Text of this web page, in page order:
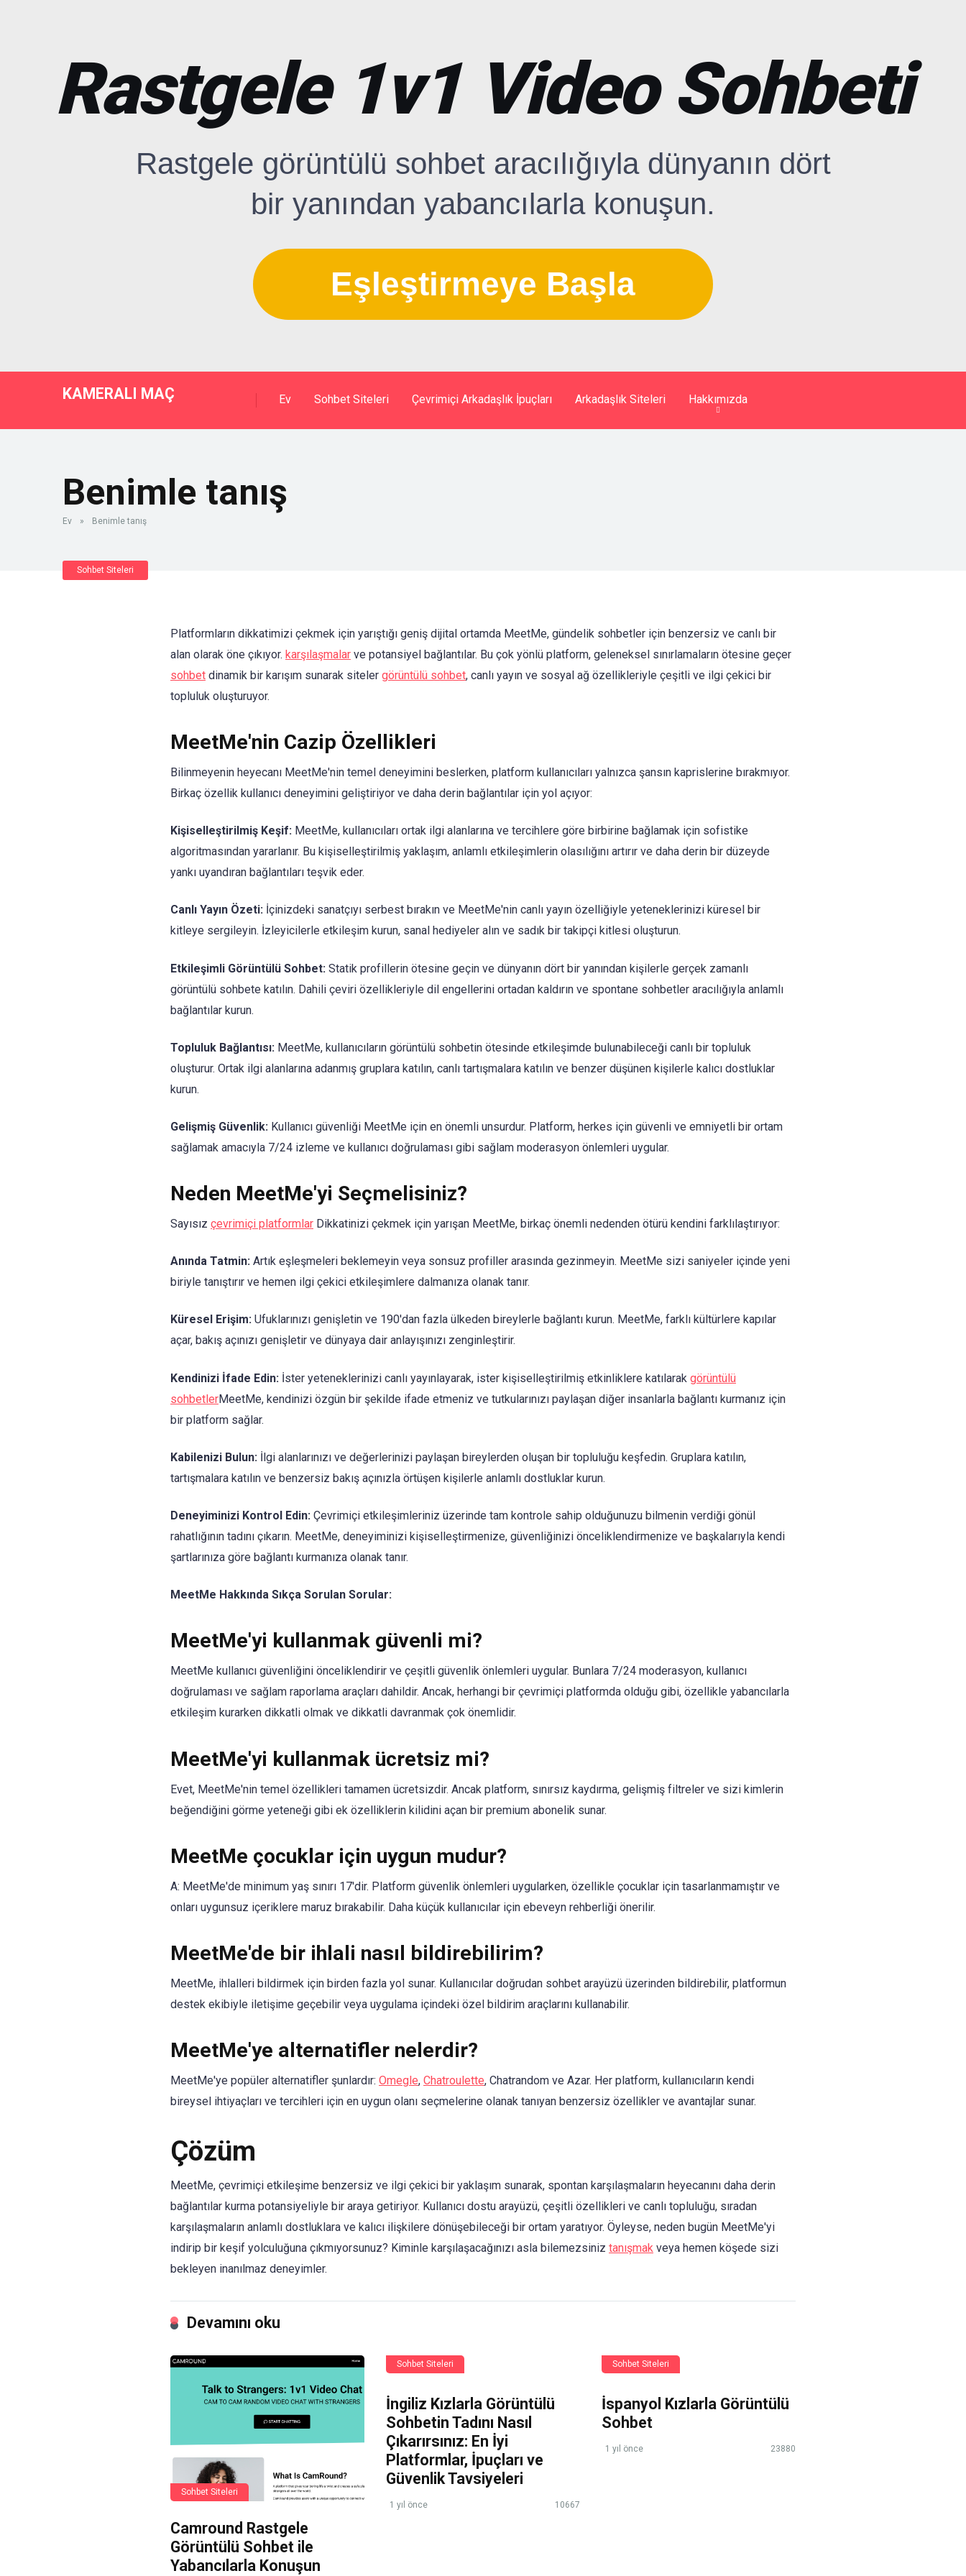
Rastgele 1v1 Video Sohbeti
Rastgele görüntülü sohbet aracılığıyla dünyanın dört
bir yanından yabancılarla konuşun.
Eşleştirmeye Başla
KAMERALI MAÇ Ev Sohbet Siteleri Çevrimiçi Arkadaşlık İpuçları Arkadaşlık Siteleri Hakkımızda
Benimle tanış
Ev » Benimle tanış
Sohbet Siteleri
Platformların dikkatimizi çekmek için yarıştığı geniş dijital ortamda MeetMe, gündelik sohbetler için benzersiz ve canlı bir
alan olarak öne çıkıyor. karşılaşmalar ve potansiyel bağlantılar. Bu çok yönlü platform, geleneksel sınırlamaların ötesine geçer
sohbet dinamik bir karışım sunarak siteler görüntülü sohbet, canlı yayın ve sosyal ağ özellikleriyle çeşitli ve ilgi çekici bir
topluluk oluşturuyor.
MeetMe'nin Cazip Özellikleri
Bilinmeyenin heyecanı MeetMe'nin temel deneyimini beslerken, platform kullanıcıları yalnızca şansın kaprislerine bırakmıyor.
Birkaç özellik kullanıcı deneyimini geliştiriyor ve daha derin bağlantılar için yol açıyor:
Kişiselleştirilmiş Keşif: MeetMe, kullanıcıları ortak ilgi alanlarına ve tercihlere göre birbirine bağlamak için sofistike
algoritmasından yararlanır. Bu kişiselleştirilmiş yaklaşım, anlamlı etkileşimlerin olasılığını artırır ve daha derin bir düzeyde
yankı uyandıran bağlantıları teşvik eder.
Canlı Yayın Özeti: İçinizdeki sanatçıyı serbest bırakın ve MeetMe'nin canlı yayın özelliğiyle yeteneklerinizi küresel bir
kitleye sergileyin. İzleyicilerle etkileşim kurun, sanal hediyeler alın ve sadık bir takipçi kitlesi oluşturun.
Etkileşimli Görüntülü Sohbet: Statik profillerin ötesine geçin ve dünyanın dört bir yanından kişilerle gerçek zamanlı
görüntülü sohbete katılın. Dahili çeviri özellikleriyle dil engellerini ortadan kaldırın ve spontane sohbetler aracılığıyla anlamlı
bağlantılar kurun.
Topluluk Bağlantısı: MeetMe, kullanıcıların görüntülü sohbetin ötesinde etkileşimde bulunabileceği canlı bir topluluk
oluşturur. Ortak ilgi alanlarına adanmış gruplara katılın, canlı tartışmalara katılın ve benzer düşünen kişilerle kalıcı dostluklar
kurun.
Gelişmiş Güvenlik: Kullanıcı güvenliği MeetMe için en önemli unsurdur. Platform, herkes için güvenli ve emniyetli bir ortam
sağlamak amacıyla 7/24 izleme ve kullanıcı doğrulaması gibi sağlam moderasyon önlemleri uygular.
Neden MeetMe'yi Seçmelisiniz?
Sayısız çevrimiçi platformlar Dikkatinizi çekmek için yarışan MeetMe, birkaç önemli nedenden ötürü kendini farklılaştırıyor:
Anında Tatmin: Artık eşleşmeleri beklemeyin veya sonsuz profiller arasında gezinmeyin. MeetMe sizi saniyeler içinde yeni
biriyle tanıştırır ve hemen ilgi çekici etkileşimlere dalmanıza olanak tanır.
Küresel Erişim: Ufuklarınızı genişletin ve 190'dan fazla ülkeden bireylerle bağlantı kurun. MeetMe, farklı kültürlere kapılar
açar, bakış açınızı genişletir ve dünyaya dair anlayışınızı zenginleştirir.
Kendinizi İfade Edin: İster yeteneklerinizi canlı yayınlayarak, ister kişiselleştirilmiş etkinliklere katılarak görüntülü
sohbetlerMeetMe, kendinizi özgün bir şekilde ifade etmeniz ve tutkularınızı paylaşan diğer insanlarla bağlantı kurmanız için
bir platform sağlar.
Kabilenizi Bulun: İlgi alanlarınızı ve değerlerinizi paylaşan bireylerden oluşan bir topluluğu keşfedin. Gruplara katılın,
tartışmalara katılın ve benzersiz bakış açınızla örtüşen kişilerle anlamlı dostluklar kurun.
Deneyiminizi Kontrol Edin: Çevrimiçi etkileşimleriniz üzerinde tam kontrole sahip olduğunuzu bilmenin verdiği gönül
rahatlığının tadını çıkarın. MeetMe, deneyiminizi kişiselleştirmenize, güvenliğinizi önceliklendirmenize ve başkalarıyla kendi
şartlarınıza göre bağlantı kurmanıza olanak tanır.
MeetMe Hakkında Sıkça Sorulan Sorular:
MeetMe'yi kullanmak güvenli mi?
MeetMe kullanıcı güvenliğini önceliklendirir ve çeşitli güvenlik önlemleri uygular. Bunlara 7/24 moderasyon, kullanıcı
doğrulaması ve sağlam raporlama araçları dahildir. Ancak, herhangi bir çevrimiçi platformda olduğu gibi, özellikle yabancılarla
etkileşim kurarken dikkatli olmak ve dikkatli davranmak çok önemlidir.
MeetMe'yi kullanmak ücretsiz mi?
Evet, MeetMe'nin temel özellikleri tamamen ücretsizdir. Ancak platform, sınırsız kaydırma, gelişmiş filtreler ve sizi kimlerin
beğendiğini görme yeteneği gibi ek özelliklerin kilidini açan bir premium abonelik sunar.
MeetMe çocuklar için uygun mudur?
A: MeetMe'de minimum yaş sınırı 17'dir. Platform güvenlik önlemleri uygularken, özellikle çocuklar için tasarlanmamıştır ve
onları uygunsuz içeriklere maruz bırakabilir. Daha küçük kullanıcılar için ebeveyn rehberliği önerilir.
MeetMe'de bir ihlali nasıl bildirebilirim?
MeetMe, ihlalleri bildirmek için birden fazla yol sunar. Kullanıcılar doğrudan sohbet arayüzü üzerinden bildirebilir, platformun
destek ekibiyle iletişime geçebilir veya uygulama içindeki özel bildirim araçlarını kullanabilir.
MeetMe'ye alternatifler nelerdir?
MeetMe'ye popüler alternatifler şunlardır: Omegle, Chatroulette, Chatrandom ve Azar. Her platform, kullanıcıların kendi
bireysel ihtiyaçları ve tercihleri için en uygun olanı seçmelerine olanak tanıyan benzersiz özellikler ve avantajlar sunar.
Çözüm
MeetMe, çevrimiçi etkileşime benzersiz ve ilgi çekici bir yaklaşım sunarak, spontan karşılaşmaların heyecanını daha derin
bağlantılar kurma potansiyeliyle bir araya getiriyor. Kullanıcı dostu arayüzü, çeşitli özellikleri ve canlı topluluğu, sıradan
karşılaşmaların anlamlı dostluklara ve kalıcı ilişkilere dönüşebileceği bir ortam yaratıyor. Öyleyse, neden bugün MeetMe'yi
indirip bir keşif yolculuğuna çıkmıyorsunuz? Kiminle karşılaşacağınızı asla bilemezsiniz tanışmak veya hemen köşede sizi
bekleyen inanılmaz deneyimler.
Devamını oku
Sohbet Siteleri
Camround Rastgele
Görüntülü Sohbet ile
Yabancılarla Konuşun
Sohbet Siteleri
İngiliz Kızlarla Görüntülü
Sohbetin Tadını Nasıl
Çıkarırsınız: En İyi
Platformlar, İpuçları ve
Güvenlik Tavsiyeleri
1 yıl önce 10667
Sohbet Siteleri
İspanyol Kızlarla Görüntülü
Sohbet
1 yıl önce 23880